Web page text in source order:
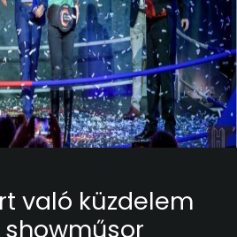
való küzdelem